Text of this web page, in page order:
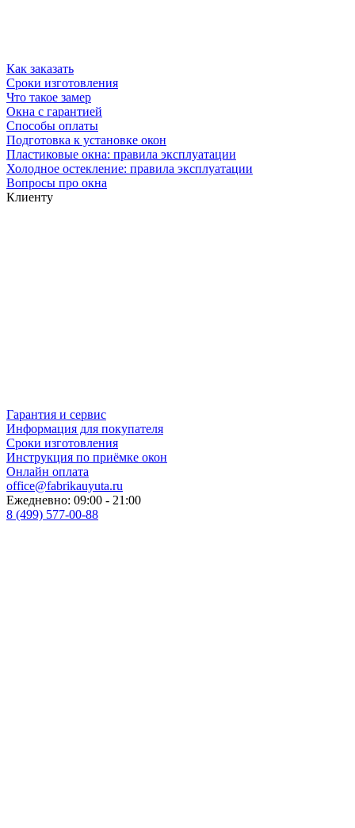
Как заказать
Сроки изготовления
Что такое замер
Окна с гарантией
Способы оплаты
Подготовка к установке окон
Пластиковые окна: правила эксплуатации
Холодное остекление: правила эксплуатации
Вопросы про окна
Клиенту
Гарантия и сервис
Информация для покупателя
Сроки изготовления
Инструкция по приёмке окон
Онлайн оплата
office@fabrikauyuta.ru
Ежедневно: 09:00 - 21:00
8 (499) 577-00-88